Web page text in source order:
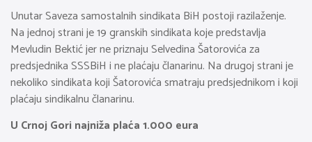
Unutar Saveza samostalnih sindikata BiH postoji razilaženje.
Na jednoj strani je 19 granskih sindikata koje predstavlja
Mevludin Bektić jer ne priznaju Selvedina Šatorovića za
predsjednika SSSBiH i ne plaćaju članarinu. Na drugoj strani je
nekoliko sindikata koji Šatorovića smatraju predsjednikom i koji
plaćaju sindikalnu članarinu.
U Crnoj Gori najniža plaća 1.000 eura